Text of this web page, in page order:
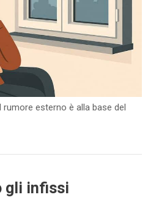
esterno è alla base del
gli infissi